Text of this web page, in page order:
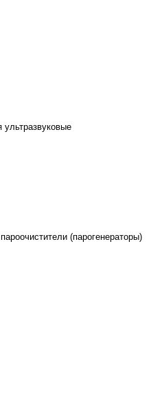
ультразвуковые
(парогенераторы)